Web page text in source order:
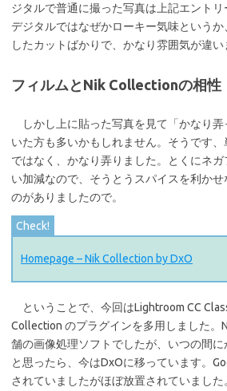
ジタルで普通に撮った写真は上記エントリ
デジタルではなぜかローキー気味という
したカットばかりで、かなり雰囲気が違
フィルムとNik Collectionの相性
しかし上に貼った写真を見て「かなり弄
いた方も多いかもしれません。そうです
ではなく、かなり弄りました。とくにネ
い加減なので、そうとうスパイスを利か
のがありましたので。
Homepage – Nik Collection by DxO
ということで、今回はLightroom CC
Collection のプラグインを多用しました。
舗の画像処理ソフトでしたが、いつの間
と思ったら、今はDxOに移っています。
されていましたがほぼ放置されていまし